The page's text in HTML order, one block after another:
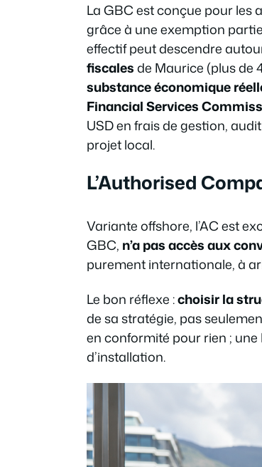
La GBC est conçue pour les
grâce à une exemption
effectif peut descendre
fiscalesde Maurice (plus de
substance économique
Financial Services
USD en frais de gestion,
projet local.
L’Authorised
Variante offshore, l’AC est
GBC, n’a pas accès aux
purement internationale, à
Le bon réflexe :choisir la
de sa stratégie, pas
en conformité pour rien ;
d’installation.